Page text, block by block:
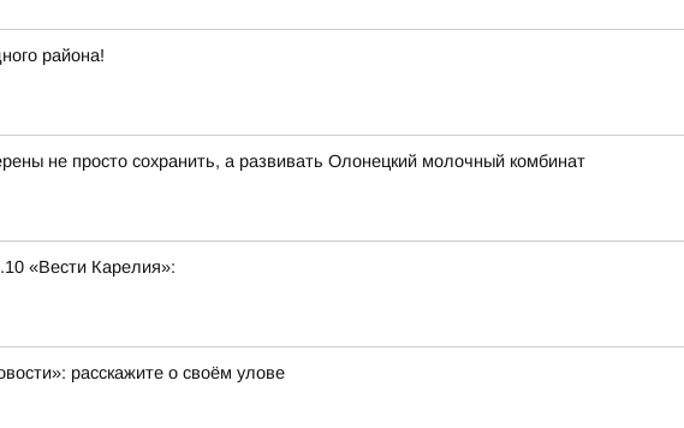
района!
не просто сохранить, а развивать Олонецкий молочный комбинат
«Вести Карелия»:
расскажите о своём улове